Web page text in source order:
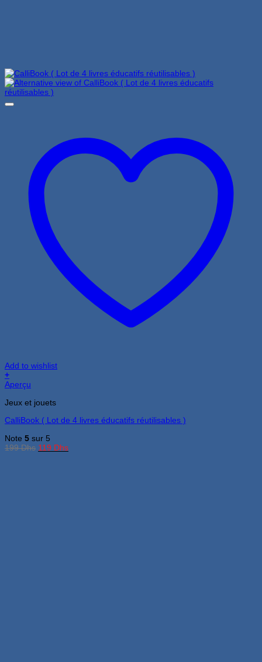
Add to wishlist
+
Aperçu
Jeux et jouets
CalliBook ( Lot de 4 livres éducatifs réutilisables )
Note 5 sur 5
199Dhs Le
119 DhsLe